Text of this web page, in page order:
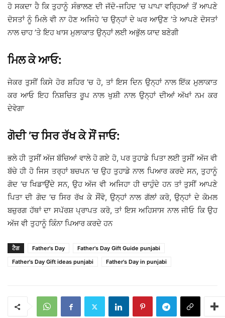
ਹੋ ਸਕਦਾ ਹੈ ਕਿ ਤੁਹਾਨੂੰ ਸੰਭਾਲਣ ਦੀ ਜੱਦੋ-ਜਹਿਦ ’ਚ ਪਾਪਾ ਵਰਿ੍ਹਆਂ ਤੋਂ ਆਪਣੇ
ਦੋਸਤਾਂ ਨੂੰ ਮਿਲੇ ਵੀ ਨਾ ਹੋਣ ਅਜਿਹੇ ’ਚ ਉਨ੍ਹਾਂ ਦੇ ਘਰ ਆਉਣ ’ਤੇ ਆਪਣੇ ਦੋਸਤਾਂ
ਨਾਲ ਚਾਹ ’ਤੇ ਇਹ ਖਾਸ ਮੁਲਾਕਾਤ ਉਨ੍ਹਾਂ ਲਈ ਅਭੁੱਲ ਯਾਦ ਬਣੇਗੀ
ਮਿਲ ਕੇ ਆਓ:
ਜੇਕਰ ਤੁਸੀਂ ਕਿਸੇ ਹੋਰ ਸ਼ਹਿਰ ’ਚ ਹੋ, ਤਾਂ ਇਸ ਦਿਨ ਉਨ੍ਹਾਂ ਨਾਲ ਇੱਕ ਮੁਲਾਕਾਤ
ਕਰ ਆਓ ਇਹ ਨਿਸ਼ਚਿਤ ਰੂਪ ਨਾਲ ਖੁਸ਼ੀ ਨਾਲ ਉਨ੍ਹਾਂ ਦੀਆਂ ਅੱਖਾਂ ਨਮ ਕਰ
ਦੇਵੇਗਾ
ਗੋਦੀ ’ਚ ਸਿਰ ਰੱਖ ਕੇ ਸੌਂ ਜਾਓ:
ਭਲੇ ਹੀ ਤੁਸੀਂ ਅੱਜ ਬੱਚਿਆਂ ਵਾਲੇ ਹੋ ਗਏ ਹੋ, ਪਰ ਤੁਹਾਡੇ ਪਿਤਾ ਲਈ ਤੁਸੀਂ ਅੱਜ ਵੀ
ਬੱਚੇ ਹੀ ਹੋ ਜਿਸ ਤਰ੍ਹਾਂ ਬਚਪਨ ’ਚ ਉਹ ਤੁਹਾਡੇ ਨਾਲ ਪਿਆਰ ਕਰਦੇ ਸਨ, ਤੁਹਾਨੂੰ
ਗੋਦ ’ਚ ਖਿਡਾਉਂਦੇ ਸਨ, ਉਹ ਅੱਜ ਵੀ ਅਜਿਹਾ ਹੀ ਚਾਹੁੰਦੇ ਹਨ ਤਾਂ ਤੁਸੀਂ ਆਪਣੇ
ਪਿਤਾ ਦੀ ਗੋਦ ’ਚ ਸਿਰ ਰੱਖ ਕੇ ਸੌਂਵੋ, ਉਨ੍ਹਾਂ ਨਾਲ ਗੱਲਾਂ ਕਰੋ, ਉਨ੍ਹਾਂ ਦੇ ਕੋਮਲ
ਬਜ਼ੁਰਗ ਹੱਥਾਂ ਦਾ ਸਪੱਰਸ਼ ਪ੍ਰਾਪਤ ਕਰੋ, ਤਾਂ ਇਸ ਅਹਿਸਾਸ ਨਾਲ ਜੀਓ ਕਿ ਉਹ
ਅੱਜ ਵੀ ਤੁਹਾਨੂੰ ਕਿੰਨਾ ਪਿਆਰ ਕਰਦੇ ਹਨ
ਟੈਗ Father's Day
Father's Day Gift Guide punjabi
Father's Day Gift ideas punjabi
Father's Day in punjabi